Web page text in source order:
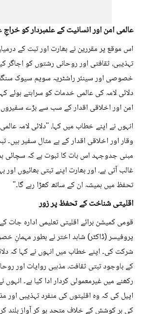
عالمی امن اور انسانیت کے علمبردار کو
اس موقع پر مقررین نے بھارت اور تبت کے
تہذیبی، ثقافتی اور روحانی رشتوں کو اجاگر
خصوصی اور سینئر راشٹریہ سویم سیوک سنگھ
دلائی لامہ کی عالمی خدمات کو سراہتے ہوئے
امن اور اخلاقی اقدار کے سب سے بڑے سفیروں
انہوں نے اپنے خطاب میں کہا، ''دلائی لامہ
وقار اور اخلاقی اقدار کے بے مثال سفیر
مبنی جدوجہد اس بات کا ثبوت ہے کہ سچائی
غالب آتی ہے، اور بھارت اپنے تبتی بھائیوں
تحفظ میں ہمیشہ ان کے ساتھ کھڑا رہے گا۔''
اقلیتی شناخت کے تحفظ پر زور
قومی کمیشن برائے اقلیتی تعلیمی ادارہ جات
پروفیسر (ڈاکٹر) شاہد اختر نے بطور مہمانِ
شرکت کی۔ اپنے خطاب میں انہوں نے کہا کہ
کے باوجود تبتی ثقافت، مذہبی روایات اور
رکھنے میں غیرمعمولی کردار ادا کیا ہے۔
اپیل کی کہ وہ اقلیتوں کی منفرد تہذیبی اور
کی ہر کوشش کے خلاف متحد ہو کر آواز بلند